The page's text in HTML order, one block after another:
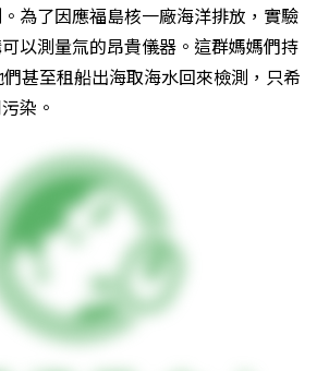
為了因應福島核一廠海洋排放，實驗
以測量氚的昂貴儀器。這群媽媽們持
甚至租船出海取海水回來檢測，只希
染。